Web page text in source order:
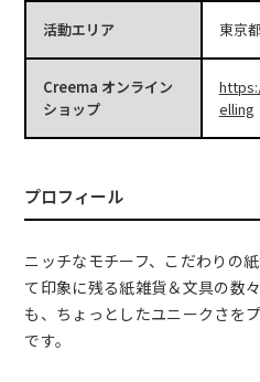
活動エリア 東京都
Creema オンライン
ショップ
elling
プロフィール
ニッチなモチーフ、こだわりの
て印象に残る紙雑貨＆文具の数
も、ちょっとしたユニークさを
です。